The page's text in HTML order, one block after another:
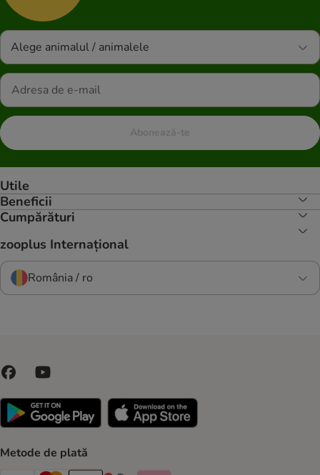
Alege animalul / animalele
Abonează-te
Utile
Beneficii
Cumpărături
zooplus Internațional
România / ro
Metode de plată